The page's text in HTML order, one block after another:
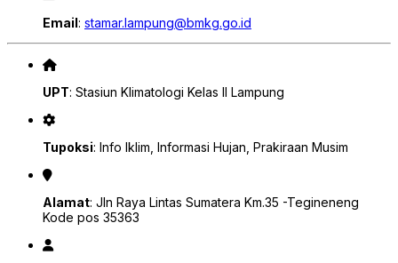
Email: stamar.lampung@bmkg.go.id
UPT: Stasiun Klimatologi Kelas II Lampung
Tupoksi: Info Iklim, Informasi Hujan, Prakiraan Musim
Alamat: Jln Raya Lintas Sumatera Km.35 -Tegineneng
Kode pos 35363